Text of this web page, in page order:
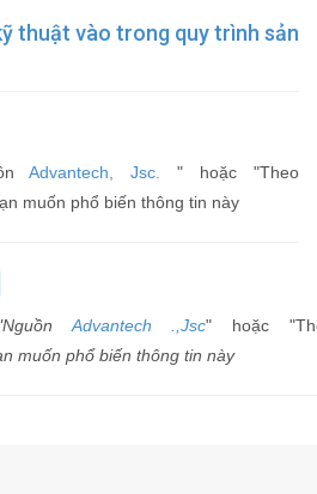
thuật vào trong quy trình sản
Advantech, Jsc.
" hoặc "Theo
muốn phổ biến thông tin này
Advantech .,Jsc" hoặc
muốn phổ biến thông tin này